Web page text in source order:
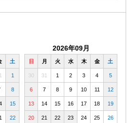
土
1
8
15
22
2026年09月
日 月 火 水 木 金 土
30 31 1 2 3 4 5
6 7 8 9 10 11 12
13 14 15 16 17 18 19
20 21 22 23 24 25 26